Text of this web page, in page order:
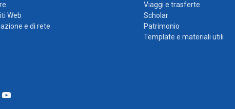
Web
e di rete
Viaggi e trasferte
Scholar
Patrimonio
Template e materiali utili